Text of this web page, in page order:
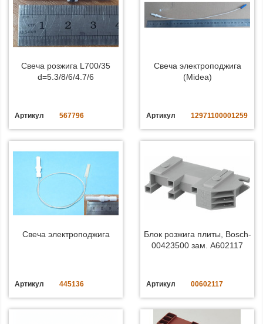
Свеча розжига L700/35
d=5.3/8/6/4.7/6
Артикул 567796
Свеча электроподжига
(Midea)
Артикул 12971100001259
Свеча электроподжига
Артикул 445136
Блок розжига плиты, Bosch-
00423500 зам. A602117
Артикул 00602117